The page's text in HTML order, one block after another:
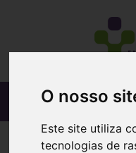
O nosso
Este site utiliza
tecnologias de